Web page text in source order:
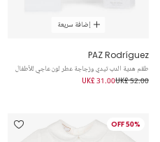
إضافة سريعة
PAZ Rodríguez
طقم هدية الدب تيدي وزجاجة عطر لون عاجي للأطفال
UK£ 52.00
UK£ 31.00
50% OFF